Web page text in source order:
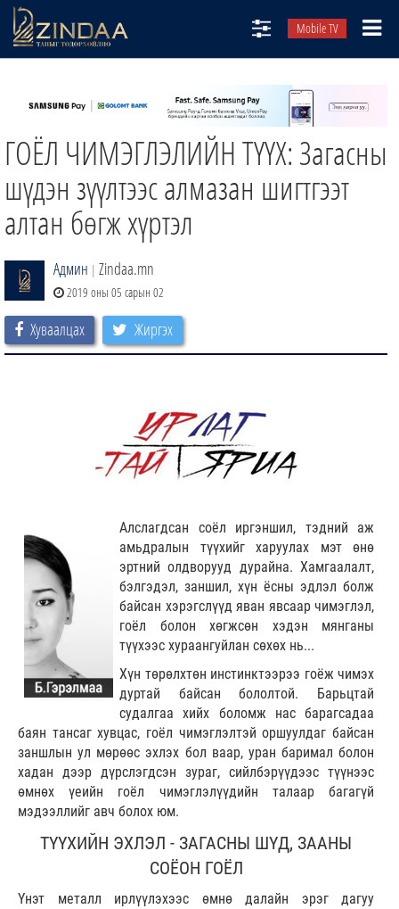
Mobile TV
ТВ8
ӨГЛӨӨНИЙ СОНИН
ЗИНДАА СЭТГҮҮЛ
ГОЁЛ ЧИМЭГЛЭЛИЙН ТҮҮХ: Загасны
шүдэн зүүлтээс алмазан шигтгээт
алтан бөгж хүртэл
Админ | Zindaa.mn
2019 оны 05 сарын 02
Хуваалцах Жиргэх
Алслагдсан соёл иргэншил, тэдний аж
амьдралын түүхийг харуулах мэт өнө
эртний олдворууд дурайна. Хамгаалалт,
бэлгэдэл, заншил, хүн ёсны эдлэл болж
байсан хэрэгслүүд яван явсаар чимэглэл,
гоёл болон хөгжсөн хэдэн мянганы
түүхээс хураангуйлан сөхөх нь...
Хүн төрөлхтөн инстинктээрээ гоёж чимэх
дуртай байсан бололтой. Барьцтай
судалгаа хийх боломж нас барагсадаа
баян тансаг хувцас, гоёл чимэглэлтэй оршуулдаг байсан
заншлын ул мөрөөс эхлэх бол ваар, уран баримал болон
хадан дээр дүрслэгдсэн зураг, сийлбэрүүдээс түүнээс
өмнөх үеийн гоёл чимэглэлүүдийн талаар багагүй
мэдээллийг авч болох юм.
ТҮҮХИЙН ЭХЛЭЛ - ЗАГАСНЫ ШҮД, ЗААНЫ
СОЁОН ГОЁЛ
Үнэт металл ирлүүлэхээс өмнө далайн эрэг дагуу